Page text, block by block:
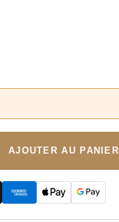
AJOUTER AU PANIER